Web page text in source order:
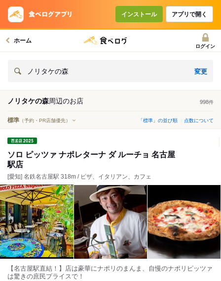
インストール アプリで開く
ホーム
ログイン
ノリタケの森 変更
ノリタケの森周辺のお店 998件
標準 （予約・PR店舗優先） 「標準」の並び順 点数について
ソロ ピッツァ ナポレターナ ダ ルーチョ 名古屋
駅店
[愛知] 名鉄名古屋駅 318m / ピザ、イタリアン、カフェ
【名古屋駅直結！】店は豪華にナポリのまんま、自慢のナポリピッツァ
は驚きの庶民プライスで！